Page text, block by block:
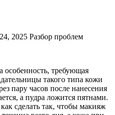
2025 Разбор проблем
требующая
такого типа кожи
пару часов после нанесения
а пудра ложится пятнами.
сделать так, чтобы макияж